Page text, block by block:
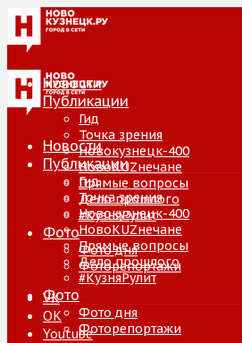
Новости
Публикации
Гид
Точка зрения
Новокузнецк-400
НовоKUZнечане
Прямые вопросы
Дело прошлого
#КузняРулит
Фото
Фото дня
Фоторепортажи
VK
ОК
Youtube
Новости
Публикации
Гид
Точка зрения
Новокузнецк-400
НовоKUZнечане
Прямые вопросы
Дело прошлого
#КузняРулит
Фото
Фото дня
Фоторепортажи